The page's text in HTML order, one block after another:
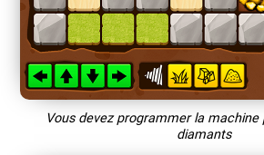
Vous devez programmer la
diamants